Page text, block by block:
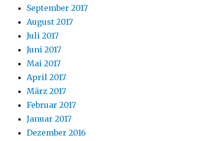
September 2017
August 2017
Juli 2017
Juni 2017
Mai 2017
April 2017
März 2017
Februar 2017
Januar 2017
Dezember 2016